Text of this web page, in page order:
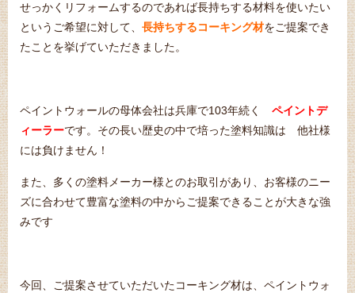
せっかくリフォームするのであれば長持ちする材料を使いたい
というご希望に対して、 長持ちするコーキング材をご提案でき
たことを挙げていただきました。
ペイントウォールの母体会社は兵庫で103年続く ペイントデ
ィーラーです。その長い歴史の中で培った塗料知識は 他社様
には負けません！
また、多くの塗料メーカー様とのお取引があり、お客様のニー
ズに合わせて豊富な塗料の中からご提案できることが大きな強
みです
今回、ご提案させていただいたコーキング材は、ペイントウォ